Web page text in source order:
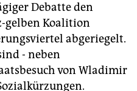
Debatte den
gelben Koalition
abgeriegelt.
- neben
von Wladimir